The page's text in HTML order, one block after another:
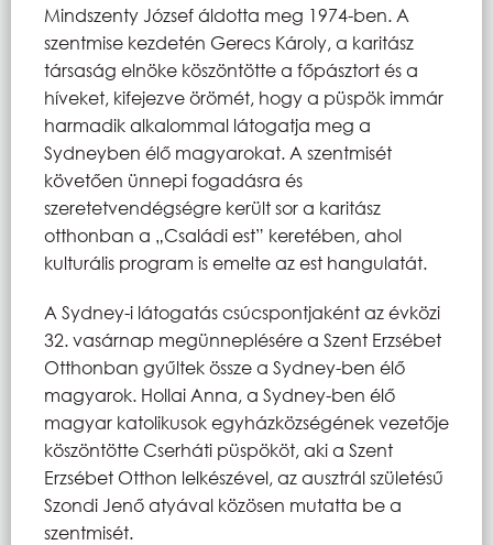
Mindszenty József áldotta meg 1974-ben. A
szentmise kezdetén Gerecs Károly, a karitász
társaság elnöke köszöntötte a főpásztort és a
híveket, kifejezve örömét, hogy a püspök immár
harmadik alkalommal látogatja meg a
Sydneyben élő magyarokat. A szentmisét
követően ünnepi fogadásra és
szeretetvendégségre került sor a karitász
otthonban a „Családi est” keretében, ahol
kulturális program is emelte az est hangulatát.
A Sydney-i látogatás csúcspontjaként az évközi
32. vasárnap megünneplésére a Szent Erzsébet
Otthonban gyűltek össze a Sydney-ben élő
magyarok. Hollai Anna, a Sydney-ben élő
magyar katolikusok egyházközségének vezetője
köszöntötte Cserháti püspököt, aki a Szent
Erzsébet Otthon lelkészével, az ausztrál születésű
Szondi Jenő atyával közösen mutatta be a
szentmisét.